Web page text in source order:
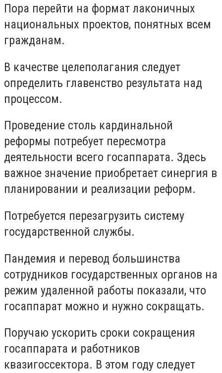
Пора перейти на формат лаконичных
национальных проектов, понятных всем
гражданам.
В качестве целеполагания следует
определить главенство результата над
процессом.
Проведение столь кардинальной
реформы потребует пересмотра
деятельности всего госаппарата. Здесь
важное значение приобретает синергия в
планировании и реализации реформ.
Потребуется перезагрузить систему
государственной службы.
Пандемия и перевод большинства
сотрудников государственных органов на
режим удаленной работы показали, что
госаппарат можно и нужно сокращать.
Поручаю ускорить сроки сокращения
госаппарата и работников
квазигоссектора. В этом году следует